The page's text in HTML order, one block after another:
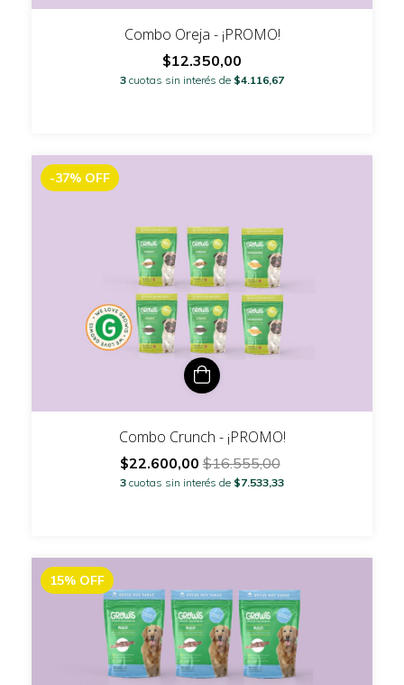
Combo Oreja - ¡PROMO!
$12.350,00
3 cuotas sin interés de $4.116,67
-37% OFF
Combo Crunch - ¡PROMO!
$22.600,00$16.555,00
3 cuotas sin interés de $7.533,33
15% OFF